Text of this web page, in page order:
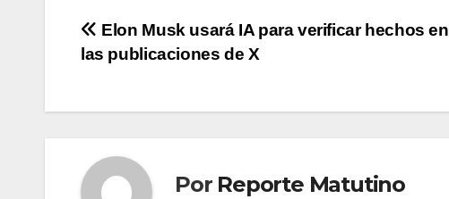
Navegación
de
entradas
Elon Musk usará IA para verificar hechos en
las publicaciones de X
Por Reporte Matutino